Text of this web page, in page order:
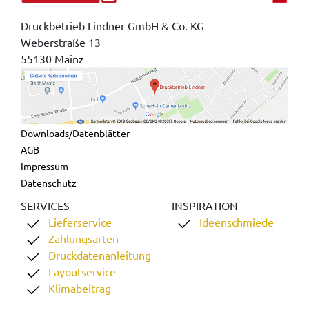
Druckbetrieb Lindner GmbH & Co. KG
Weberstraße 13
55130 Mainz
Downloads/Datenblätter
AGB
Impressum
Datenschutz
SERVICES
Lieferservice
Zahlungsarten
Druckdatenanleitung
Layoutservice
Klimabeitrag
INSPIRATION
Ideenschmiede